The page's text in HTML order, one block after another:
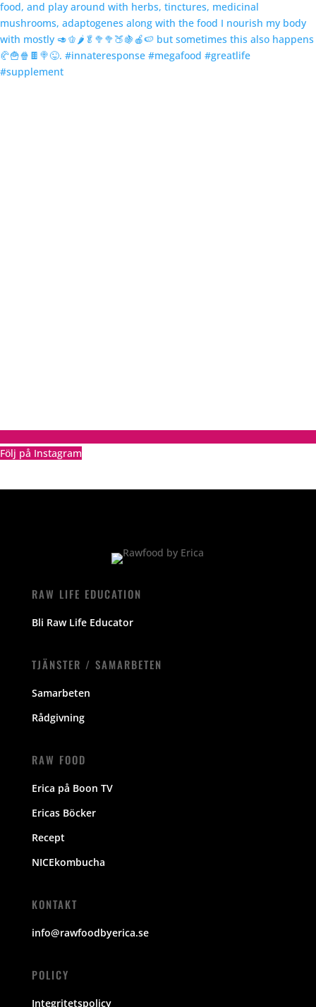
Följ på Instagram
RAW LIFE EDUCATION
Bli Raw Life Educator
TJÄNSTER / SAMARBETEN
Samarbeten
Rådgivning
RAW FOOD
Erica på Boon TV
Ericas Böcker
Recept
NICEkombucha
KONTAKT
info@rawfoodbyerica.se
POLICY
Integritetspolicy